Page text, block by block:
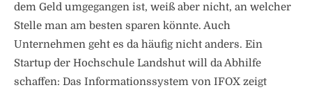
dem Geld umgegangen ist, weiß aber nicht, an welcher
Stelle man am besten sparen könnte. Auch
Unternehmen geht es da häufig nicht anders. Ein
Startup der Hochschule Landshut will da Abhilfe
schaffen: Das Informationssystem von IFOX zeigt